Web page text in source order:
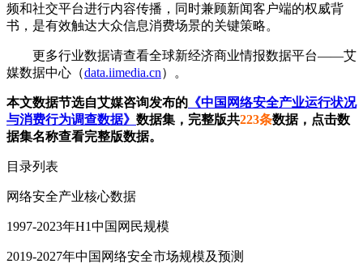
频和社交平台进行内容传播，同时兼顾新闻客户端的权威背
书，是有效触达大众信息消费场景的关键策略。
更多行业数据请查看全球新经济商业情报数据平台——艾
媒数据中心（data.iimedia.cn）。
本文数据节选自艾媒咨询发布的 《中国网络安全产业运行状况
与消费行为调查数据》 数据集，完整版共223条数据，点击数
据集名称查看完整版数据。
目录列表
网络安全产业核心数据
1997-2023年H1中国网民规模
2019-2027年中国网络安全市场规模及预测